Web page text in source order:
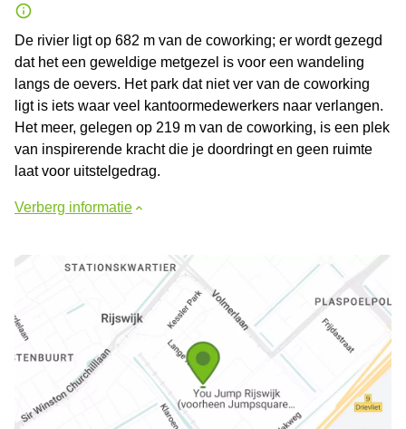
De rivier ligt op 682 m van de coworking; er wordt gezegd
dat het een geweldige metgezel is voor een wandeling
langs de oevers. Het park dat niet ver van de coworking
ligt is iets waar veel kantoormedewerkers naar verlangen.
Het meer, gelegen op 219 m van de coworking, is een plek
van inspirerende kracht die je doordringt en geen ruimte
laat voor uitstelgedrag.
Verberg informatie